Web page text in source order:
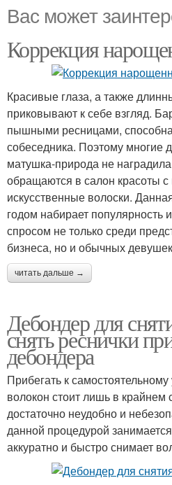
Вас может
Коррекция
Красивые глаза, а также
приковывают к себе взгляд.
пышными ресницами,
собеседника. Поэтому многие
матушка-природа не наградила
обращаются в салон красоты с
искусственные волоски.
годом набирает популярность
спросом не только среди
бизнеса, но и обычных
читать дальше →
Дебондер для
снять реснички
дебондера
Прибегать к
волокон стоит лишь в крайнем
достаточно неудобно и
данной процедурой
аккуратно и быстро снимает